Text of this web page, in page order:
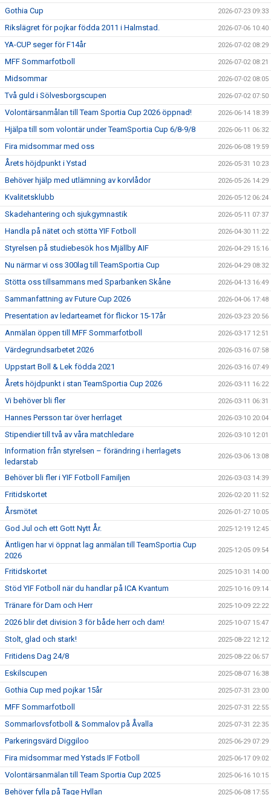
Gothia Cup 2026-07-23 09:33
Rikslägret för pojkar födda 2011 i Halmstad. 2026-07-06 10:40
YA-CUP seger för F14år 2026-07-02 08:29
MFF Sommarfotboll 2026-07-02 08:21
Midsommar 2026-07-02 08:05
Två guld i Sölvesborgscupen 2026-07-02 07:50
Volontärsanmålan till Team Sportia Cup 2026 öppnad! 2026-06-14 18:39
Hjälpa till som volontär under TeamSportia Cup 6/8-9/8 2026-06-11 06:32
Fira midsommar med oss 2026-06-08 19:59
Årets höjdpunkt i Ystad 2026-05-31 10:23
Behöver hjälp med utlämning av korvlådor 2026-05-26 14:29
Kvalitetsklubb 2026-05-12 06:24
Skadehantering och sjukgymnastik 2026-05-11 07:37
Handla på nätet och stötta YIF Fotboll 2026-04-30 11:22
Styrelsen på studiebesök hos Mjällby AIF 2026-04-29 15:16
Nu närmar vi oss 300lag till TeamSportia Cup 2026-04-29 08:32
Stötta oss tillsammans med Sparbanken Skåne 2026-04-13 16:49
Sammanfattning av Future Cup 2026 2026-04-06 17:48
Presentation av ledarteamet för flickor 15-17år 2026-03-23 20:56
Anmälan öppen till MFF Sommarfotboll 2026-03-17 12:51
Värdegrundsarbetet 2026 2026-03-16 07:58
Uppstart Boll & Lek födda 2021 2026-03-16 07:49
Årets höjdpunkt i stan TeamSportia Cup 2026 2026-03-11 16:22
Vi behöver bli fler 2026-03-11 06:31
Hannes Persson tar över herrlaget 2026-03-10 20:04
Stipendier till två av våra matchledare 2026-03-10 12:01
Information från styrelsen – förändring i herrlagets
ledarstab
2026-03-06 13:08
Behöver bli fler i YIF Fotboll Familjen 2026-03-03 14:39
Fritidskortet 2026-02-20 11:52
Årsmötet 2026-01-27 10:05
God Jul och ett Gott Nytt År. 2025-12-19 12:45
Äntligen har vi öppnat lag anmälan till TeamSportia Cup
2026
2025-12-05 09:54
Fritidskortet 2025-10-31 14:00
Stöd YIF Fotboll när du handlar på ICA Kvantum 2025-10-16 09:14
Tränare för Dam och Herr 2025-10-09 22:22
2026 blir det division 3 för både herr och dam! 2025-10-07 15:47
Stolt, glad och stark! 2025-08-22 12:12
Fritidens Dag 24/8 2025-08-22 06:57
Eskilscupen 2025-08-07 16:38
Gothia Cup med pojkar 15år 2025-07-31 23:00
MFF Sommarfotboll 2025-07-31 22:55
Sommarlovsfotboll & Sommalov på Åvalla 2025-07-31 22:35
Parkeringsvärd Diggiloo 2025-06-29 07:29
Fira midsommar med Ystads IF Fotboll 2025-06-17 09:02
Volontärsanmälan till Team Sportia Cup 2025 2025-06-16 10:15
Behöver fylla på Tage Hyllan 2025-06-08 17:55